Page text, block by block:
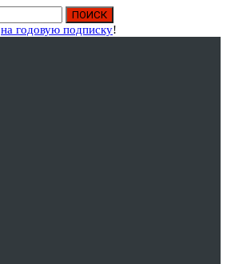
на годовую подписку!